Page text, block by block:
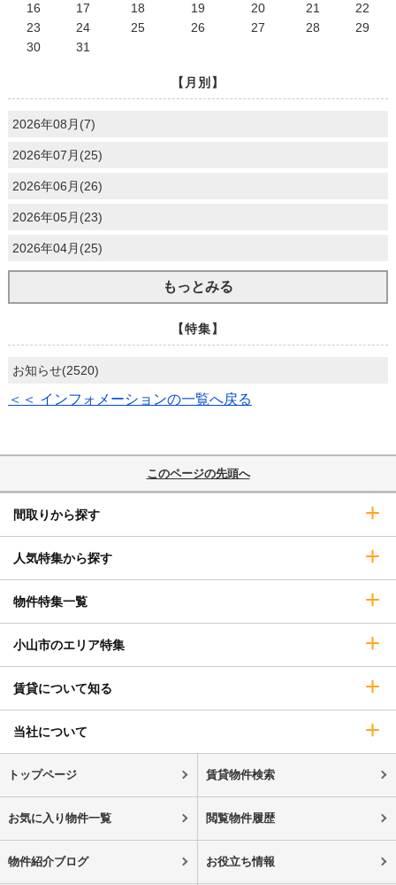
16
17 18 19 20 21
22
23
24 25 26 27 28
29
30
31
【月別】
2026年08月(7)
2026年07月(25)
2026年06月(26)
2026年05月(23)
2026年04月(25)
もっとみる
【特集】
お知らせ(2520)
＜＜ インフォメーションの一覧へ戻る
このページの先頭へ
間取りから探す
人気特集から探す
物件特集一覧
小山市のエリア特集
賃貸について知る
当社について
トップページ 賃貸物件検索
お気に入り物件一覧 閲覧物件履歴
物件紹介ブログ お役立ち情報